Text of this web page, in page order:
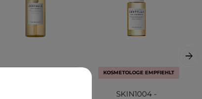
KOSMETOLOGE EMPFIEHLT
SKIN1004 -